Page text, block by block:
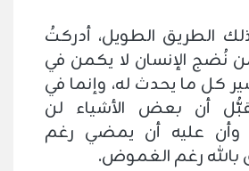
الطريق الطويل، أدركتُ
نُضج الإنسان لا يكمن في
كل ما يحدث له، وإنما في
أن بعض الأشياء لن
وأن عليه أن يمضي رغم
بالله رغم الغموض.